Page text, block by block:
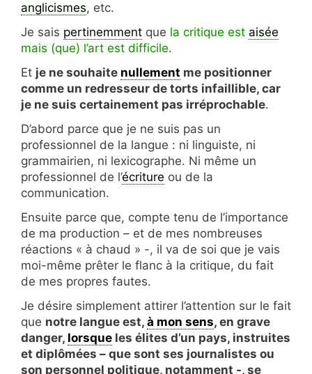
anglicismes, etc.
Je sais pertinemment que la critique est aisée
mais (que) l’art est difficile.
Et je ne souhaite nullement me positionner
comme un redresseur de torts infaillible, car
je ne suis certainement pas irréprochable.
D’abord parce que je ne suis pas un
professionnel de la langue : ni linguiste, ni
grammairien, ni lexicographe. Ni même un
professionnel de l’écriture ou de la
communication.
Ensuite parce que, compte tenu de l’importance
de ma production – et de mes nombreuses
réactions « à chaud » -, il va de soi que je vais
moi-même prêter le flanc à la critique, du fait
de mes propres fautes.
Je désire simplement attirer l’attention sur le fait
que notre langue est, à mon sens, en grave
danger, lorsque les élites d’un pays, instruites
et diplômées – que sont ses journalistes ou
son personnel politique, notamment -, se